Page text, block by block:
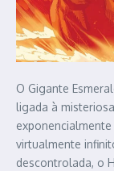
O Gigante
ligada à misteriosa
virtualmente
descontrolada, o